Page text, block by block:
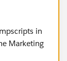
in
Marketing